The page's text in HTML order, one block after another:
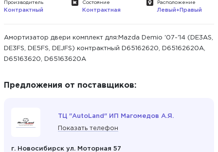
Производитель
Контрактный
Состояние
Контрактная
Расположение
Левый+Правый
Амортизатор двери комплект для:Mazda Demio '07-'14 (DE3AS,
DE3FS, DE5FS, DEJFS) контрактный D65162620, D65162620A,
D65163620, D65163620A
Предложения от поставщиков:
ТЦ "AutoLand" ИП Магомедов А.Я.
Показать телефон
г. Новосибирск ул. Моторная 57